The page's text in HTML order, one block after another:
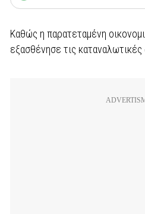
Καθώς η παρατεταμένη
εξασθένησε τις καταναλωτικές